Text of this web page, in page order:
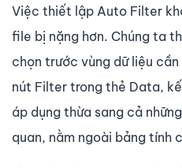
Việc thiết lập Auto Filter
file bị nặng hơn. Chúng ta
chọn trước vùng dữ liệu
nút Filter trong thẻ Data,
áp dụng thừa sang cả
quan, nằm ngoài bảng tính